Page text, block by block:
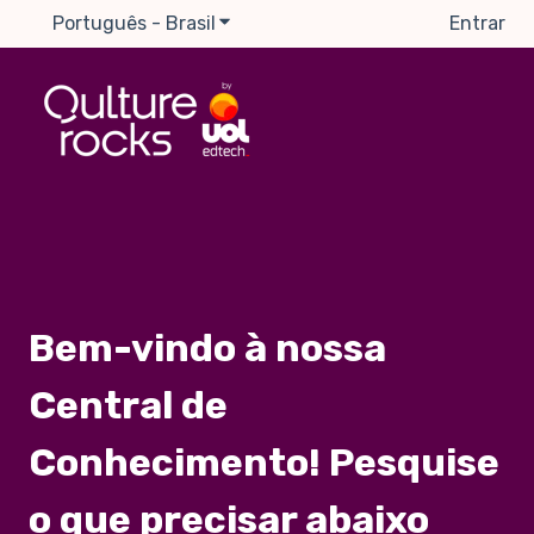
Português - Brasil Mostrar submenu para traduções
Entrar
Bem-vindo à nossa
Central de
Conhecimento! Pesquise
o que precisar abaixo